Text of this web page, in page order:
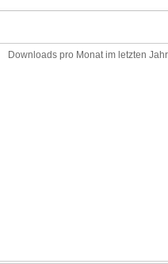
Downloads pro Monat im letzten Jahr